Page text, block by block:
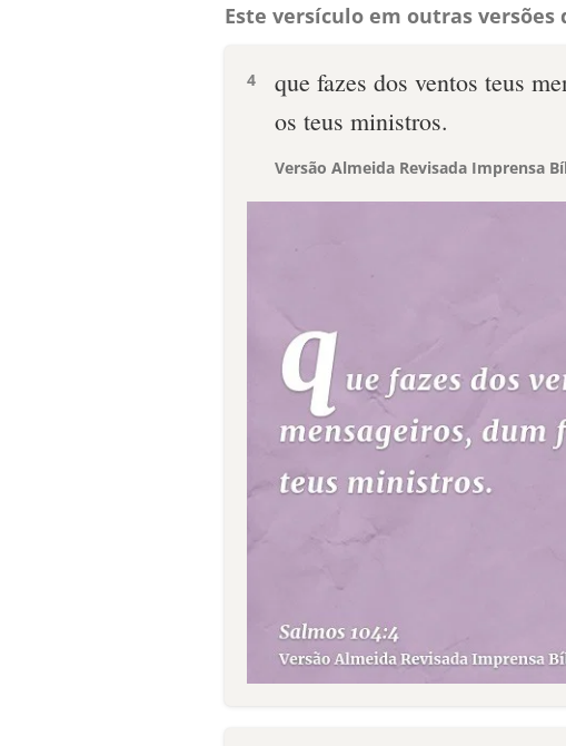
Este versículo em outras versões
4
que fazes dos ventos teus
os teus ministros.
Versão Almeida Revisada Imprensa